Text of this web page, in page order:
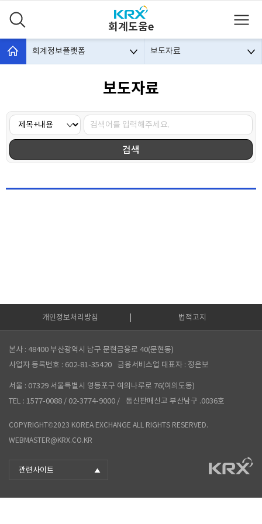
회계도움e
회계정보플랫폼 보도자료
보도자료
검색
개인정보처리방침 법적고지
관련사이트
본사 : 48400 부산광역시 남구 문현금융로 40(문현동)
사업자 등록번호 : 602-81-35420 금융서비스업 대표자 : 정은보
서울 : 07329 서울특별시 영등포구 여의나루로 76(여의도동)
TEL : 1577-0088 / 02-3774-9000 / 통신판매신고 부산남구 .0036호
COPYRIGHT©2023 KOREA EXCHANGE ALL RIGHTS RESERVED.
WEBMASTER@KRX.CO.KR